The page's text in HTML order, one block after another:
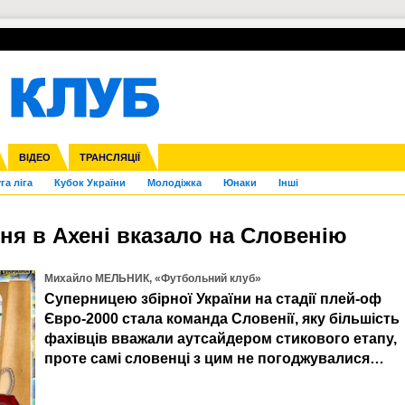
ВІДЕО ТРАНСЛЯЦІЇ
ліга Кубок України Молодіжка Юнаки Інші
Ліга націй Ліга конференцій
Франція ІншіЧЄ-2015 (U-21)
УПЛ-ПЕРЕХОДИ
в Ахені вказало на Словенію
Михайло МЕЛЬНИК, «Футбольний клуб»
Суперницею збірної України на стадії плей-оф
Євро-2000 стала команда Словенії, яку більшість
фахівців вважали аутсайдером стикового етапу,
проте самі словенці з цим не погоджувалися…